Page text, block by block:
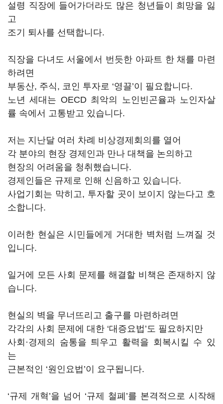
설령 직장에 들어가더라도 많은 청년들이 희망을 잃
고
조기 퇴사를 선택합니다.
직장을 다녀도 서울에서 번듯한 아파트 한 채를 마련
하려면
부동산, 주식, 코인 투자로 ‘영끌’이 필요합니다.
노년 세대는 OECD 최악의 노인빈곤율과 노인자살
률 속에서 고통받고 있습니다.
저는 지난달 여러 차례 비상경제회의를 열어
각 분야의 현장 경제인과 만나 대책을 논의하고
현장의 어려움을 청취했습니다.
경제인들은 규제로 인해 신음하고 있습니다.
사업기회는 막히고, 투자할 곳이 보이지 않는다고 호
소합니다.
이러한 현실은 시민들에게 거대한 벽처럼 느껴질 것
입니다.
일거에 모든 사회 문제를 해결할 비책은 존재하지 않
습니다.
현실의 벽을 무너뜨리고 출구를 마련하려면
각각의 사회 문제에 대한 ‘대증요법’도 필요하지만
사회·경제의 숨통을 틔우고 활력을 회복시킬 수 있
는
근본적인 ‘원인요법’이 요구됩니다.
‘규제 개혁’을 넘어 ‘규제 철폐’를 본격적으로 시작해